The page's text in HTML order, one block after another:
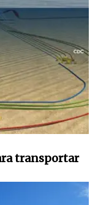
transportar